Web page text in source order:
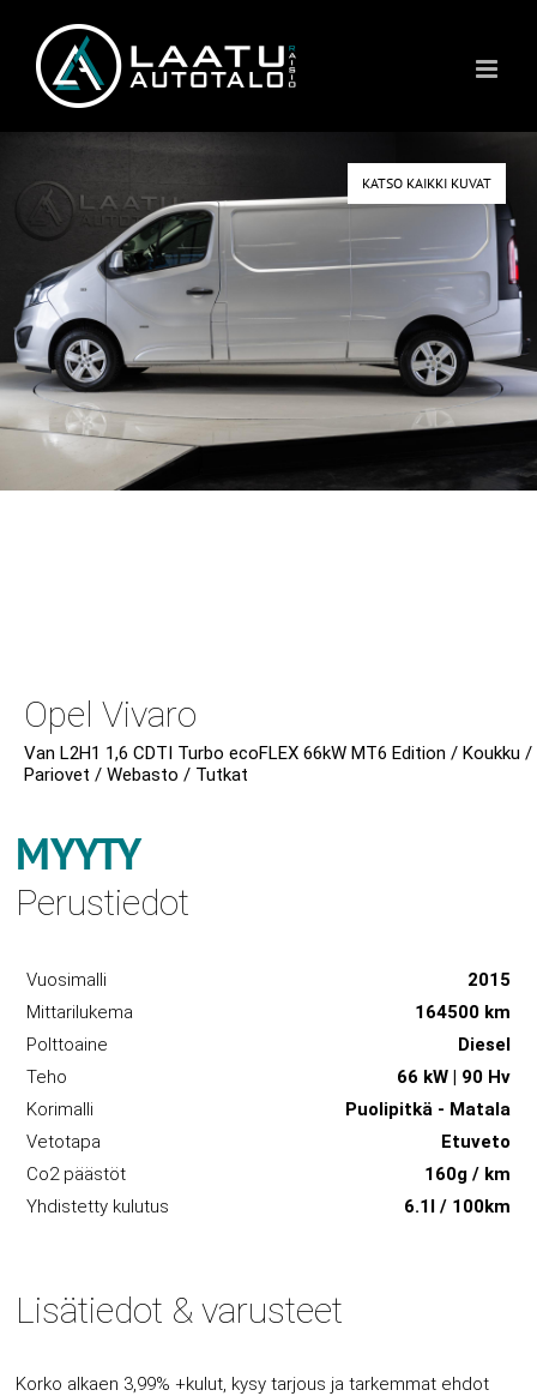
content
KATSO KAIKKI KUVAT
Opel Vivaro
Van L2H1 1,6 CDTI Turbo ecoFLEX 66kW MT6 Edition / Koukku /
Pariovet / Webasto / Tutkat
MYYTY
Perustiedot
Vuosimalli
2015
Mittarilukema
164500 km
Polttoaine
Diesel
Teho
66 kW | 90 Hv
Korimalli
Puolipitkä - Matala
Vetotapa
Etuveto
Co2 päästöt
160g / km
Yhdistetty kulutus
6.1l / 100km
Lisätiedot & varusteet
Korko alkaen 3,99% +kulut, kysy tarjous ja tarkemmat ehdot